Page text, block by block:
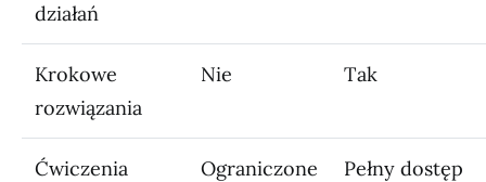
działań
Krokowe
rozwiązania
Nie Tak
Ćwiczenia
Ograniczone Pełny dostęp